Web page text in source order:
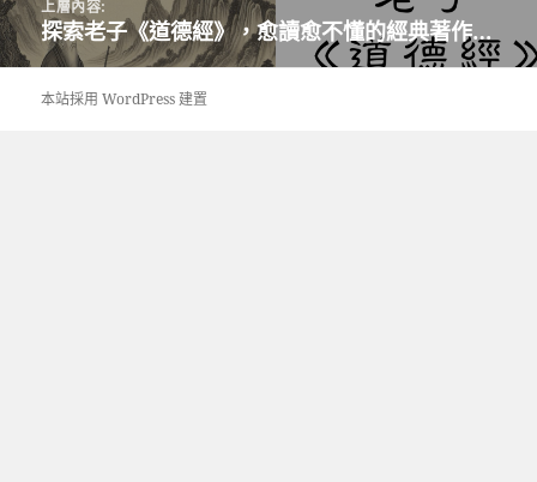
期:
寸
章
導
上層內容:
探索老子《道德經》，愈讀愈不懂的經典著作…
本站採用 WordPress 建置